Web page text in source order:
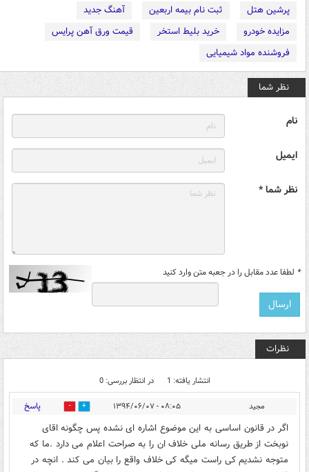
پرشین هتل
ثبت نام بیمه اربعین
آهنگ جدید
مزایده خودرو
خرید بلیط استخر
قیمت ورق آهن پرایس
فروشنده مواد شیمیایی
نظر شما
نام
ایمیل
نظر شما *
* لطفا عدد مقابل را در جعبه متن وارد کنید
نظرات
انتشار یافته: 1 در انتظار بررسی: 0
مجید ۰۸:۰۵ - ۱۳۹۴/۰۶/۰۷ 0 پاسخ
اگر در قانون اساسی به این موضوع اشاره ای نشده پس چگونه اقای
نوبخت از طریق رسانه ملی خلاف ان را به صراحت اعلام می دارد .ما که
متوجه نشدیم کی راست میگه کی خلاف واقع را بیان می کند . انچه در